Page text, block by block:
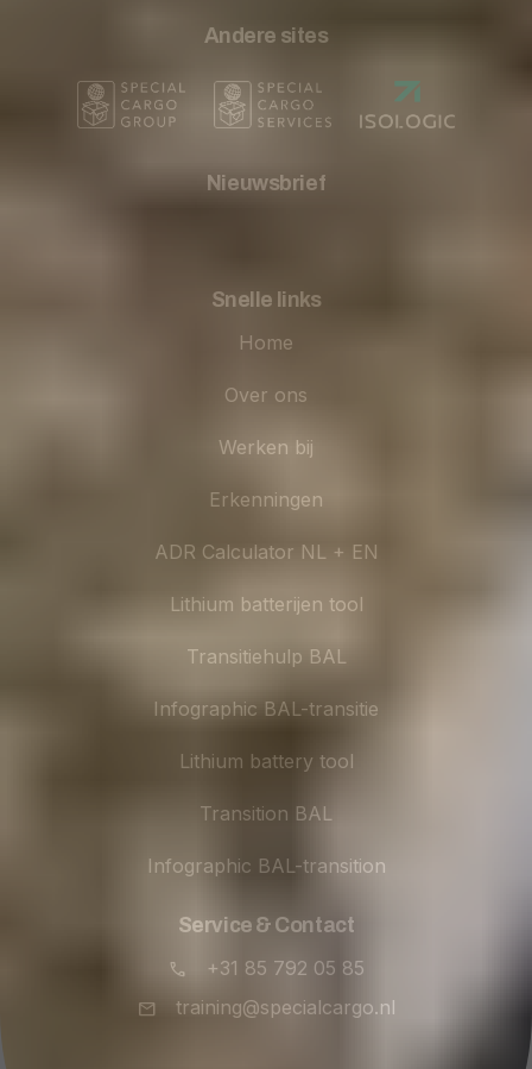
Andere sites
Nieuwsbrief
Snelle links
Home
Over ons
Werken bij
Erkenningen
ADR Calculator NL + EN
Lithium batterijen tool
Transitiehulp BAL
Infographic BAL-transitie
Lithium battery tool
Transition BAL
Infographic BAL-transition
Service & Contact
+31 85 792 05 85
training@specialcargo.nl